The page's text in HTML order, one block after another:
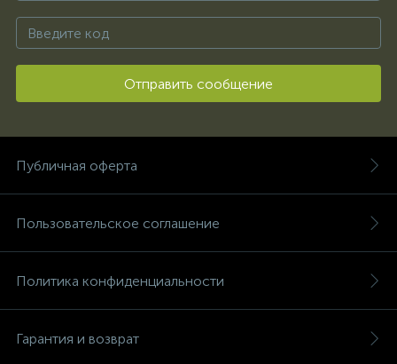
Отправить сообщение
Публичная оферта
Пользовательское соглашение
Политика конфиденциальности
Гарантия и возврат